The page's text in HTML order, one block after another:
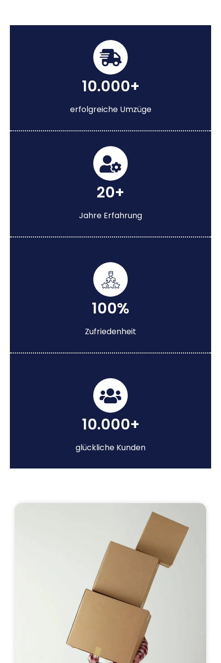
10.000+
erfolgreiche Umzüge
20+
Jahre Erfahrung
100%
Zufriedenheit
10.000+
glückliche Kunden